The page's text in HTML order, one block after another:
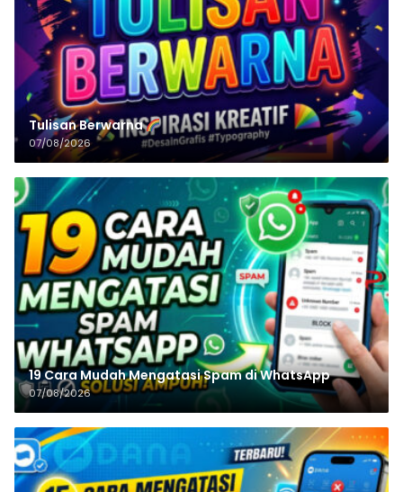
Tulisan‌‌‌‌‌‌‌‌‌‌‌‌‌‌‌‌ Berwarna
07/08/2026
19 Cara Mudah Mengatasi Spam di WhatsApp
07/08/2026